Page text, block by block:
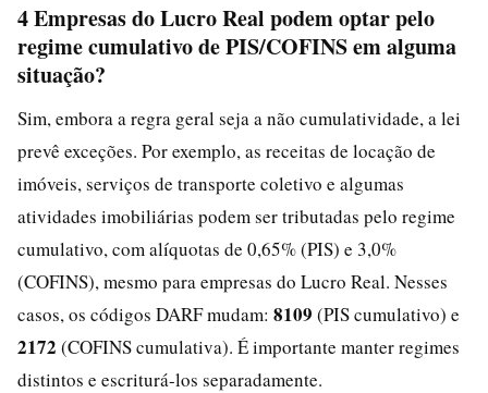
4 Empresas do Lucro Real podem optar pelo
regime cumulativo de PIS/COFINS em alguma
situação?
Sim, embora a regra geral seja a não cumulatividade, a lei
prevê exceções. Por exemplo, as receitas de locação de
imóveis, serviços de transporte coletivo e algumas
atividades imobiliárias podem ser tributadas pelo regime
cumulativo, com alíquotas de 0,65% (PIS) e 3,0%
(COFINS), mesmo para empresas do Lucro Real. Nesses
casos, os códigos DARF mudam: 8109 (PIS cumulativo) e
2172 (COFINS cumulativa). É importante manter regimes
distintos e escriturá-los separadamente.